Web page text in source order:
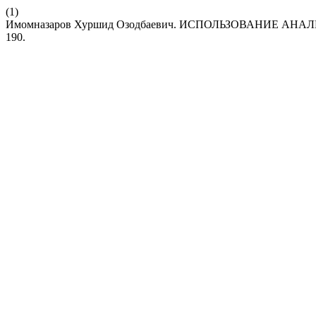
(1)
Имомназаров Хуршид Озодбаевич. ИСПОЛЬЗОВАНИЕ
190.